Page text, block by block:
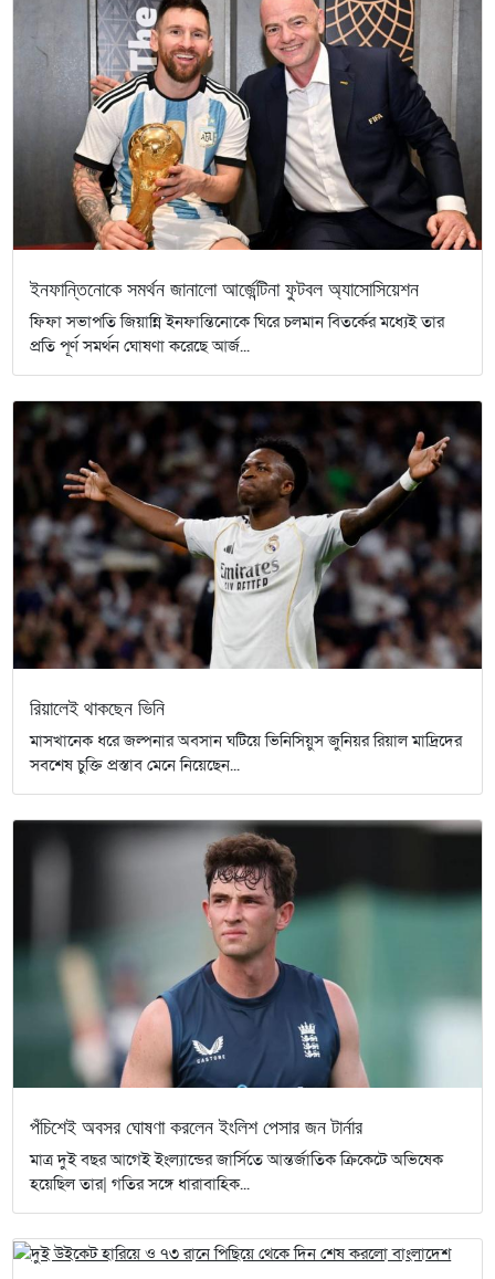
ইনফান্তিনোকে সমর্থন জানালো আর্জেন্টিনা ফুটবল অ্যাসোসিয়েশন
ফিফা সভাপতি জিয়ান্নি ইনফান্তিনোকে ঘিরে চলমান বিতর্কের মধ্যেই তার
প্রতি পূর্ণ সমর্থন ঘোষণা করেছে আর্জ...
রিয়ালেই থাকছেন ভিনি
মাসখানেক ধরে জল্পনার অবসান ঘটিয়ে ভিনিসিয়ুস জুনিয়র রিয়াল মাদ্রিদের
সবশেষ চুক্তি প্রস্তাব মেনে নিয়েছেন...
পঁচিশেই অবসর ঘোষণা করলেন ইংলিশ পেসার জন টার্নার
মাত্র দুই বছর আগেই ইংল্যান্ডের জার্সিতে আন্তর্জাতিক ক্রিকেটে অভিষেক
হয়েছিল তার| গতির সঙ্গে ধারাবাহিক...